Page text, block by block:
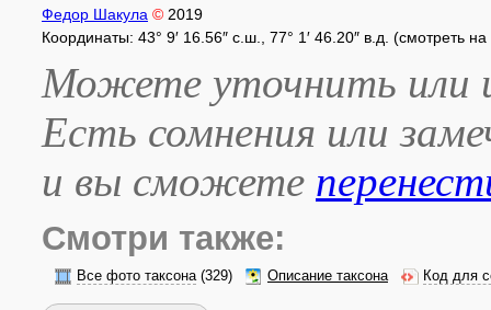
Федор Шакула © 2019
Координаты: 43° 9′ 16.56″ с.ш., 77° 1′ 46.20″ в.д. (смотреть
Можете уточнить или
Есть сомнения или
и вы сможете
Смотри также:
Все фото таксона(329) Описание таксона Код для